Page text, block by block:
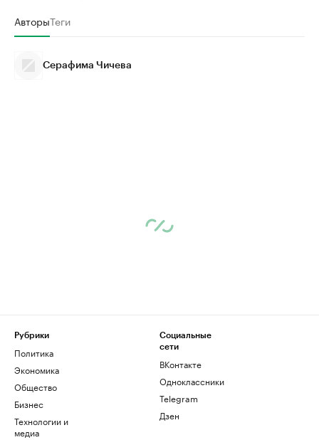
АвторыТеги
Серафима Чичева
Рубрики
Политика
Экономика
Общество
Бизнес
Технологии и
медиа
Социальные
сети
ВКонтакте
Одноклассники
Telegram
Дзен